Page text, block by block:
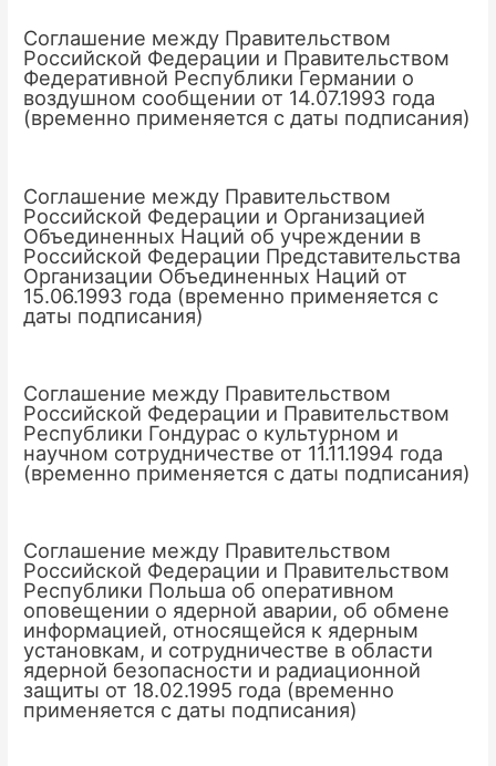
Соглашение между Правительством
Российской Федерации и Правительством
Федеративной Республики Германии о
воздушном сообщении от 14.07.1993 года
(временно применяется с даты подписания)
Соглашение между Правительством
Российской Федерации и Организацией
Объединенных Наций об учреждении в
Российской Федерации Представительства
Организации Объединенных Наций от
15.06.1993 года (временно применяется с
даты подписания)
Соглашение между Правительством
Российской Федерации и Правительством
Республики Гондурас о культурном и
научном сотрудничестве от 11.11.1994 года
(временно применяется с даты подписания)
Соглашение между Правительством
Российской Федерации и Правительством
Республики Польша об оперативном
оповещении о ядерной аварии, об обмене
информацией, относящейся к ядерным
установкам, и сотрудничестве в области
ядерной безопасности и радиационной
защиты от 18.02.1995 года (временно
применяется с даты подписания)